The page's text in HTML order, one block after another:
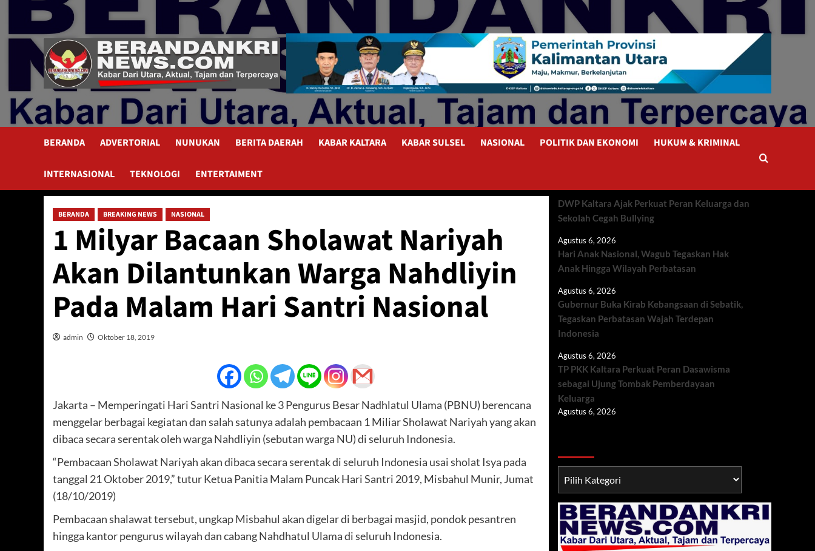
content
BERANDA ADVERTORIAL NUNUKAN BERITA DAERAH KABAR KALTARA KABAR SULSEL NASIONAL POLITIK DAN EKONOMI HUKUM & KRIMINAL
INTERNASIONAL TEKNOLOGI ENTERTAIMENT
BERANDA BREAKING NEWS NASIONAL
1 Milyar Bacaan Sholawat Nariyah
Akan Dilantunkan Warga Nahdliyin
Pada Malam Hari Santri Nasional
admin Oktober 18, 2019
Jakarta – Memperingati Hari Santri Nasional ke 3 Pengurus Besar Nadhlatul Ulama (PBNU) berencana
menggelar berbagai kegiatan dan salah satunya adalah pembacaan 1 Miliar Sholawat Nariyah yang akan
dibaca secara serentak oleh warga Nahdliyin (sebutan warga NU) di seluruh Indonesia.
“Pembacaan Sholawat Nariyah akan dibaca secara serentak di seluruh Indonesia usai sholat Isya pada
tanggal 21 Oktober 2019,” tutur Ketua Panitia Malam Puncak Hari Santri 2019, Misbahul Munir, Jumat
(18/10/2019)
Pembacaan shalawat tersebut, ungkap Misbahul akan digelar di berbagai masjid, pondok pesantren
hingga kantor pengurus wilayah dan cabang Nahdhatul Ulama di seluruh Indonesia.
DWP Kaltara Ajak Perkuat Peran Keluarga dan
Sekolah Cegah Bullying
Agustus 6, 2026
Hari Anak Nasional, Wagub Tegaskan Hak
Anak Hingga Wilayah Perbatasan
Agustus 6, 2026
Gubernur Buka Kirab Kebangsaan di Sebatik,
Tegaskan Perbatasan Wajah Terdepan
Indonesia
Agustus 6, 2026
TP PKK Kaltara Perkuat Peran Dasawisma
sebagai Ujung Tombak Pemberdayaan
Keluarga
Agustus 6, 2026
TNI/POLRI